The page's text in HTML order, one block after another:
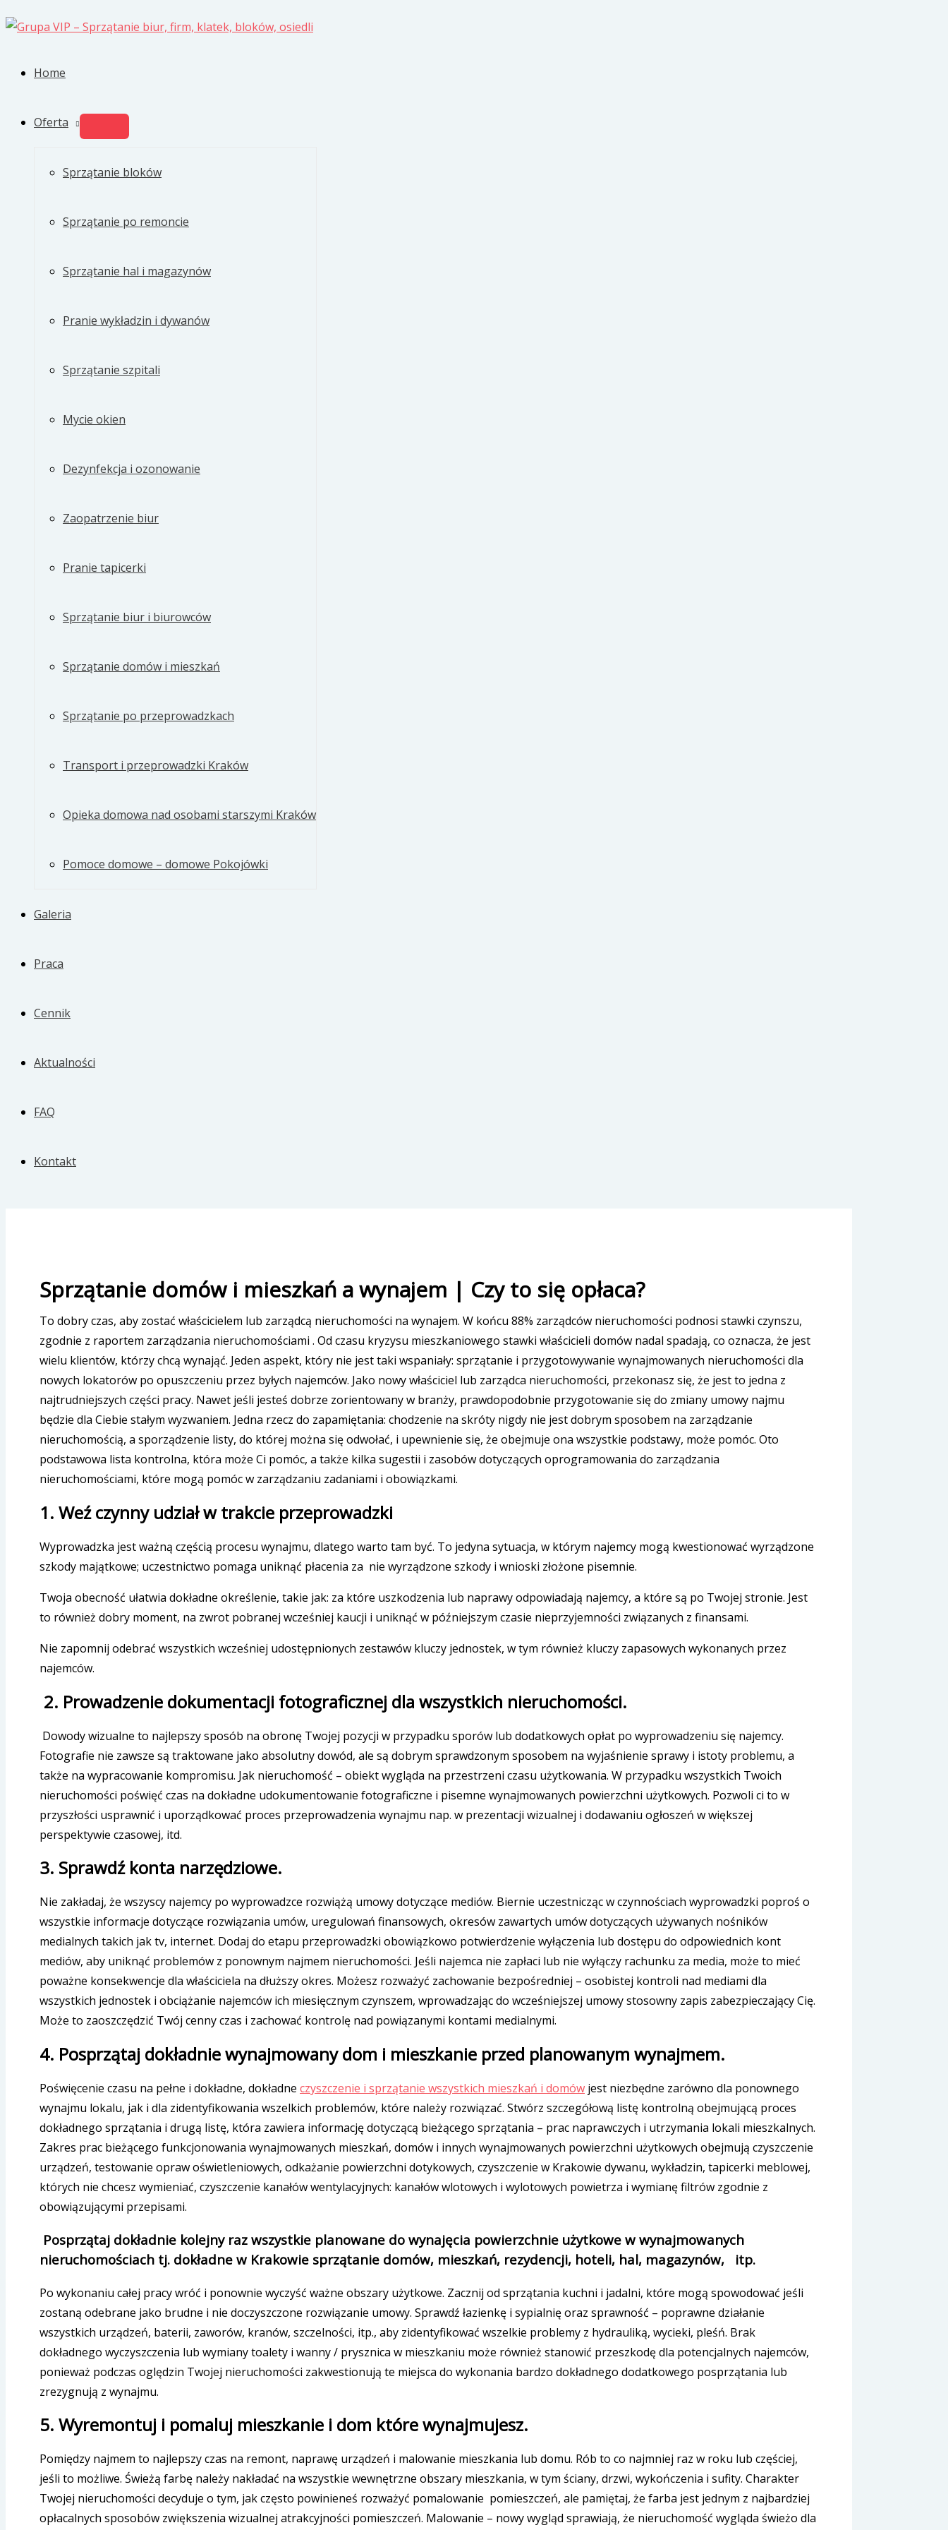
Przejdź
do
Home
Oferta
MENU
Sprzątanie bloków
Sprzątanie po remoncie
Sprzątanie hal i magazynów
Pranie wykładzin i dywanów
Sprzątanie szpitali
Mycie okien
Dezynfekcja i ozonowanie
Zaopatrzenie biur
Pranie tapicerki
Sprzątanie biur i biurowców
Sprzątanie domów i mieszkań
Sprzątanie po przeprowadzkach
Transport i przeprowadzki Kraków
Opieka domowa nad osobami starszymi Kraków
Pomoce domowe – domowe Pokojówki
Galeria
Praca
Cennik
Aktualności
FAQ
Kontakt
Sprzątanie domów i mieszkań a wynajem | Czy to się opłaca?
To dobry czas, aby zostać właścicielem lub zarządcą nieruchomości na wynajem. W końcu 88% zarządców nieruchomości podnosi stawki czynszu,
zgodnie z raportem zarządzania nieruchomościami . Od czasu kryzysu mieszkaniowego stawki właścicieli domów nadal spadają, co oznacza, że ​​jest
wielu klientów, którzy chcą wynająć. Jeden aspekt, który nie jest taki wspaniały: sprzątanie i przygotowywanie wynajmowanych nieruchomości dla
nowych lokatorów po opuszczeniu przez byłych najemców. Jako nowy właściciel lub zarządca nieruchomości, przekonasz się, że jest to jedna z
najtrudniejszych części pracy. Nawet jeśli jesteś dobrze zorientowany w branży, prawdopodobnie przygotowanie się do zmiany umowy najmu
będzie dla Ciebie stałym wyzwaniem. Jedna rzecz do zapamiętania: chodzenie na skróty nigdy nie jest dobrym sposobem na zarządzanie
nieruchomością, a sporządzenie listy, do której można się odwołać, i upewnienie się, że obejmuje ona wszystkie podstawy, może pomóc. Oto
podstawowa lista kontrolna, która może Ci pomóc, a także kilka sugestii i zasobów dotyczących oprogramowania do zarządzania
nieruchomościami, które mogą pomóc w zarządzaniu zadaniami i obowiązkami.
1. Weź czynny udział w trakcie przeprowadzki
Wyprowadzka jest ważną częścią procesu wynajmu, dlatego warto tam być. To jedyna sytuacja, w którym najemcy mogą kwestionować wyrządzone
szkody majątkowe; uczestnictwo pomaga uniknąć płacenia za nie wyrządzone szkody i wnioski złożone pisemnie.
Twoja obecność ułatwia dokładne określenie, takie jak: za które uszkodzenia lub naprawy odpowiadają najemcy, a które są po Twojej stronie. Jest
to również dobry moment, na zwrot pobranej wcześniej kaucji i uniknąć w późniejszym czasie nieprzyjemności związanych z finansami.
Nie zapomnij odebrać wszystkich wcześniej udostępnionych zestawów kluczy jednostek, w tym również kluczy zapasowych wykonanych przez
najemców.
2. Prowadzenie dokumentacji fotograficznej dla wszystkich nieruchomości.
Dowody wizualne to najlepszy sposób na obronę Twojej pozycji w przypadku sporów lub dodatkowych opłat po wyprowadzeniu się najemcy.
Fotografie nie zawsze są traktowane jako absolutny dowód, ale są dobrym sprawdzonym sposobem na wyjaśnienie sprawy i istoty problemu, a
także na wypracowanie kompromisu. Jak nieruchomość – obiekt wygląda na przestrzeni czasu użytkowania. W przypadku wszystkich Twoich
nieruchomości poświęć czas na dokładne udokumentowanie fotograficzne i pisemne wynajmowanych powierzchni użytkowych. Pozwoli ci to w
przyszłości usprawnić i uporządkować proces przeprowadzenia wynajmu nap. w prezentacji wizualnej i dodawaniu ogłoszeń w większej
perspektywie czasowej, itd.
3. Sprawdź konta narzędziowe.
Nie zakładaj, że wszyscy najemcy po wyprowadzce rozwiążą umowy dotyczące mediów. Biernie uczestnicząc w czynnościach wyprowadzki poproś o
wszystkie informacje dotyczące rozwiązania umów, uregulowań finansowych, okresów zawartych umów dotyczących używanych nośników
medialnych takich jak tv, internet. Dodaj do etapu przeprowadzki obowiązkowo potwierdzenie wyłączenia lub dostępu do odpowiednich kont
mediów, aby uniknąć problemów z ponownym najmem nieruchomości. Jeśli najemca nie zapłaci lub nie wyłączy rachunku za media, może to mieć
poważne konsekwencje dla właściciela na dłuższy okres. Możesz rozważyć zachowanie bezpośredniej – osobistej kontroli nad mediami dla
wszystkich jednostek i obciążanie najemców ich miesięcznym czynszem, wprowadzając do wcześniejszej umowy stosowny zapis zabezpieczający Cię.
Może to zaoszczędzić Twój cenny czas i zachować kontrolę nad powiązanymi kontami medialnymi.
4. Posprzątaj dokładnie wynajmowany dom i mieszkanie przed planowanym wynajmem.
Poświęcenie czasu na pełne i dokładne, dokładne czyszczenie i sprzątanie wszystkich mieszkań i domów jest niezbędne zarówno dla ponownego
wynajmu lokalu, jak i dla zidentyfikowania wszelkich problemów, które należy rozwiązać. Stwórz szczegółową listę kontrolną obejmującą proces
dokładnego sprzątania i drugą listę, która zawiera informację dotyczącą bieżącego sprzątania – prac naprawczych i utrzymania lokali mieszkalnych.
Zakres prac bieżącego funkcjonowania wynajmowanych mieszkań, domów i innych wynajmowanych powierzchni użytkowych obejmują czyszczenie
urządzeń, testowanie opraw oświetleniowych, odkażanie powierzchni dotykowych, czyszczenie w Krakowie dywanu, wykładzin, tapicerki meblowej,
których nie chcesz wymieniać, czyszczenie kanałów wentylacyjnych: kanałów wlotowych i wylotowych powietrza i wymianę filtrów zgodnie z
obowiązującymi przepisami.
Posprzątaj dokładnie kolejny raz wszystkie planowane do wynajęcia powierzchnie użytkowe w wynajmowanych
nieruchomościach tj. dokładne w Krakowie sprzątanie domów, mieszkań, rezydencji, hoteli, hal, magazynów, itp.
Po wykonaniu całej pracy wróć i ponownie wyczyść ważne obszary użytkowe. Zacznij od sprzątania kuchni i jadalni, które mogą spowodować jeśli
zostaną odebrane jako brudne i nie doczyszczone rozwiązanie umowy. Sprawdź łazienkę i sypialnię oraz sprawność – poprawne działanie
wszystkich urządzeń, baterii, zaworów, kranów, szczelności, itp., aby zidentyfikować wszelkie problemy z hydrauliką, wycieki, pleśń. Brak
dokładnego wyczyszczenia lub wymiany toalety i wanny / prysznica w mieszkaniu może również stanowić przeszkodę dla potencjalnych najemców,
ponieważ podczas oględzin Twojej nieruchomości zakwestionują te miejsca do wykonania bardzo dokładnego dodatkowego posprzątania lub
zrezygnują z wynajmu.
5. Wyremontuj i pomaluj mieszkanie i dom które wynajmujesz.
Pomiędzy najmem to najlepszy czas na remont, naprawę urządzeń i malowanie mieszkania lub domu. Rób to co najmniej raz w roku lub częściej,
jeśli to możliwe. Świeżą farbę należy nakładać na wszystkie wewnętrzne obszary mieszkania, w tym ściany, drzwi, wykończenia i sufity. Charakter
Twojej nieruchomości decyduje o tym, jak często powinieneś rozważyć pomalowanie pomieszczeń, ale pamiętaj, że farba jest jednym z najbardziej
opłacalnych sposobów zwiększenia wizualnej atrakcyjności pomieszczeń. Malowanie – nowy wygląd sprawiają, że nieruchomość wygląda świeżo dla